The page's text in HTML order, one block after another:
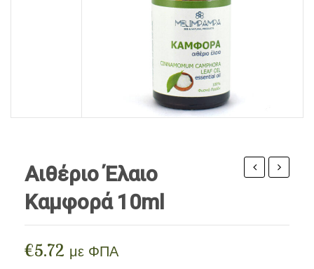
Δημητριακά
Αλείμματα Spreads
10ml
Αιθέριο Έλαιο
Καμφορά 10ml
€5.72 με ΦΠΑ